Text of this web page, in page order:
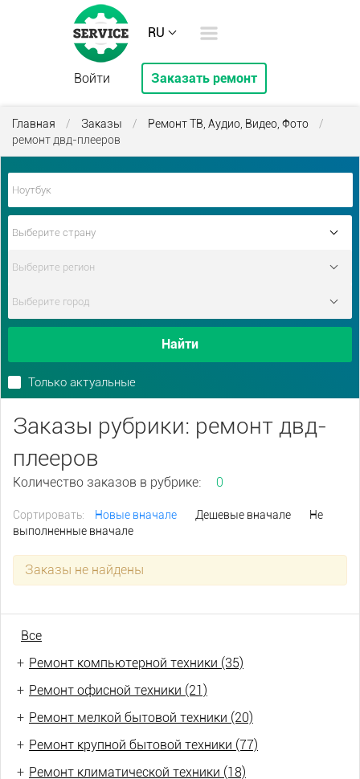
RU
Войти Заказать ремонт
Главная / Заказы / Ремонт ТВ, Аудио, Видео, Фото
/
ремонт двд-плееров
Найти
Только актуальные
Заказы рубрики: ремонт двд-
плееров
Количество заказов в рубрике: 0
Сортировать: Новые вначале Дешевые вначале
Не
выполненные вначале
Заказы не найдены
Все
+ Ремонт компьютерной техники (35)
+ Ремонт офисной техники (21)
+ Ремонт мелкой бытовой техники (20)
+ Ремонт крупной бытовой техники (77)
+ Ремонт климатической техники (18)